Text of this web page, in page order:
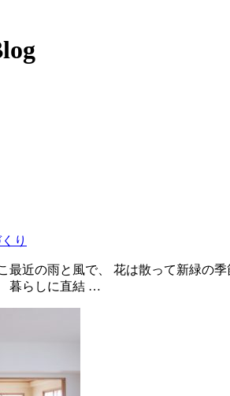
り
最近の雨と風で、 花は散って新緑の
暮らしに直結 …